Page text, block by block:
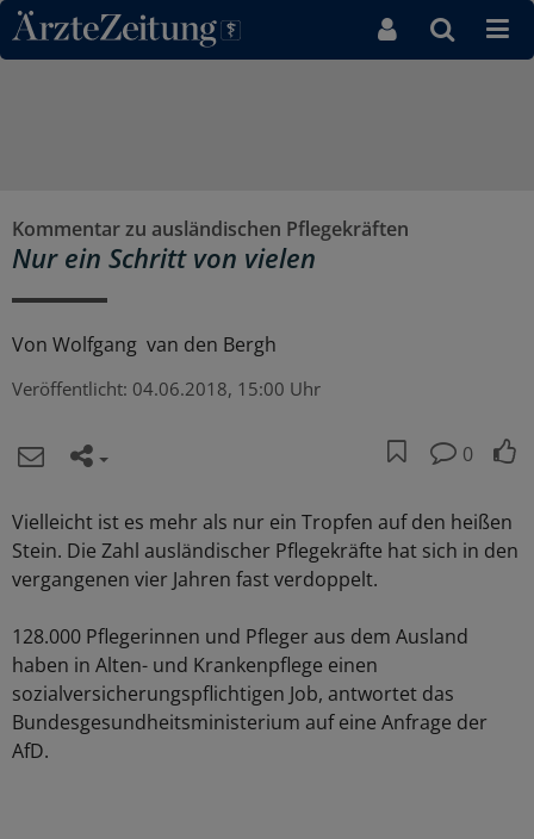
Direkt zum Inhaltsbereich
Kommentar zu ausländischen Pflegekräften
Nur ein Schritt von vielen
Von Wolfgang van den Bergh
Veröffentlicht: 04.06.2018, 15:00 Uhr
0
Vielleicht ist es mehr als nur ein Tropfen auf den heißen
Stein. Die Zahl ausländischer Pflegekräfte hat sich in den
vergangenen vier Jahren fast verdoppelt.
128.000 Pflegerinnen und Pfleger aus dem Ausland
haben in Alten- und Krankenpflege einen
sozialversicherungspflichtigen Job, antwortet das
Bundesgesundheitsministerium auf eine Anfrage der
AfD.